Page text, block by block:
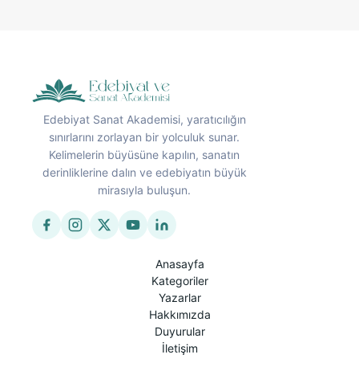
Edebiyat Sanat Akademisi, yaratıcılığın
sınırlarını zorlayan bir yolculuk sunar.
Kelimelerin büyüsüne kapılın, sanatın
derinliklerine dalın ve edebiyatın büyük
mirasıyla buluşun.
Anasayfa
Kategoriler
Yazarlar
Hakkımızda
Duyurular
İletişim